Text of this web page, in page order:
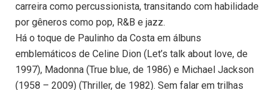
carreira como percussionista, transitando com habilidade
por gêneros como pop, R&B e jazz.
Há o toque de Paulinho da Costa em álbuns
emblemáticos de Celine Dion (Let’s talk about love, de
1997), Madonna (True blue, de 1986) e Michael Jackson
(1958 – 2009) (Thriller, de 1982). Sem falar em trilhas